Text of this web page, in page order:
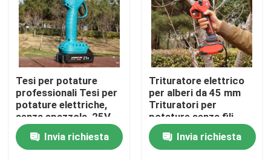
Casa.
Prodotti
Tesi per potature
professionali Tesi per
potature elettriche,
senza spazzola, 25V
Tesi per potature
senza filiInvia richiesta
Trituratore elettrico
per alberi da 45 mm
Trituratori per
potature senza fili
Motore senza
spazzole per uso in
giardino
Invia richiesta